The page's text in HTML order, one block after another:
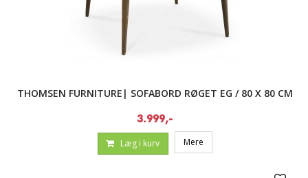
THOMSEN FURNITURE| SOFABORD RØGET EG / 80 X 80 CM
3.999,-
Læg i kurv Mere